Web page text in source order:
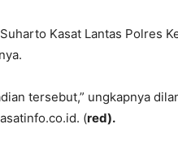
Kasat Lantas Polres
tersebut,” ungkapnya
(red).